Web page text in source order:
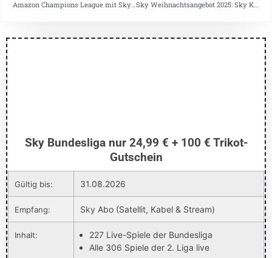
Sky Weihnachtsangebot 2025: Sky Komplett & Netflix für 40 €
Sky Bundesliga nur 24,99 € + 100 € Trikot-
Gutschein
Gültig bis: 31.08.2026
Empfang: Sky Abo (Satellit, Kabel & Stream)
Inhalt:
227 Live-Spiele der Bundesliga
Alle 306 Spiele der 2. Liga live